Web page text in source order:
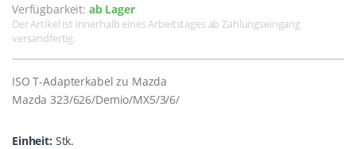
Verfügbarkeit: ab Lager
Der Artikel ist innerhalb eines Arbeitstages ab Zahlungseingang
versandfertig.
ISO T-Adapterkabel zu Mazda
Mazda 323/626/Demio/MX5/3/6/
Einheit: Stk.